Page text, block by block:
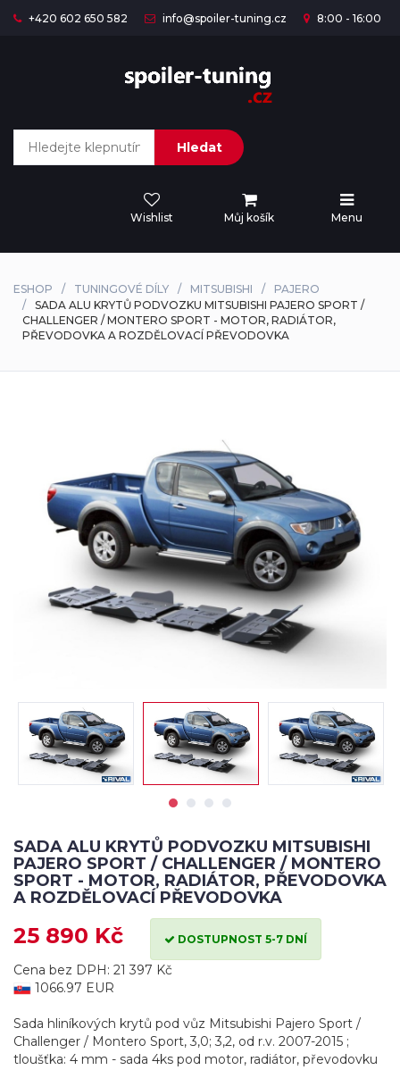
+420 602 650 582 info@spoiler-tuning.cz 8:00 - 16:00
Hledat
Wishlist Můj košík Menu
ESHOP TUNINGOVÉ DÍLY MITSUBISHI
PAJERO
SADA ALU KRYTŮ PODVOZKU MITSUBISHI PAJERO SPORT /
CHALLENGER / MONTERO SPORT - MOTOR, RADIÁTOR,
PŘEVODOVKA A ROZDĚLOVACÍ PŘEVODOVKA
SADA ALU KRYTŮ PODVOZKU MITSUBISHI
PAJERO SPORT / CHALLENGER / MONTERO
SPORT - MOTOR, RADIÁTOR, PŘEVODOVKA
A ROZDĚLOVACÍ PŘEVODOVKA
25 890 Kč DOSTUPNOST 5-7 DNÍ
Cena bez DPH: 21 397 Kč
1066.97 EUR
Sada hliníkových krytů pod vůz Mitsubishi Pajero Sport /
Challenger / Montero Sport, 3,0; 3,2, od r.v. 2007-2015 ;
tloušťka: 4 mm - sada 4ks pod motor, radiátor, převodovku